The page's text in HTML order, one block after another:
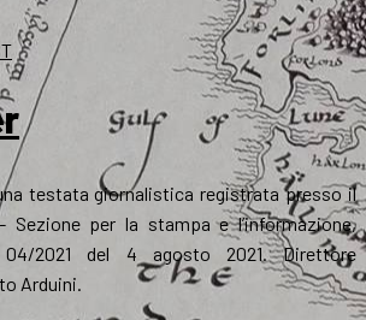
testata giornalistica registrata presso il
Sezione per la stampa e l’informazione,
04/2021 del 4 agosto 2021. Direttore
Arduini.